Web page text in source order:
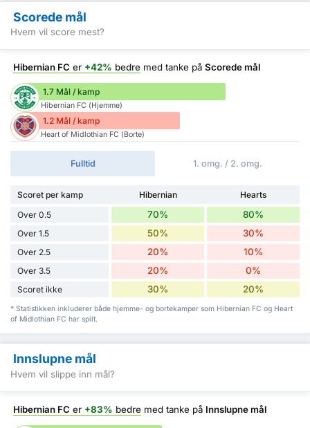
Scorede mål
Hvem vil score mest?
Hibernian FC er +42% bedre med tanke på Scorede mål
1.7 Mål / kamp
Hibernian FC (Hjemme)
1.2 Mål / kamp
Heart of Midlothian FC (Borte)
Fulltid 1. omg. / 2. omg.
Scoret per kamp Hibernian
Hearts
Over 0.5
70% 80%
Over 1.5 50% 30%
Over 2.5 20% 10%
Over 3.5 20% 0%
Scoret ikke 30% 20%
* Statistikken inkluderer både hjemme- og bortekamper som Hibernian FC og Heart
of Midlothian FC har spilt.
Innslupne mål
Hvem vil slippe inn mål?
Hibernian FC er +83% bedre med tanke på Innslupne mål